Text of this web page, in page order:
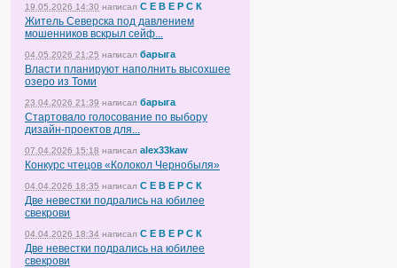
19.05.2026 14:30 написал С Е В Е Р С К
Житель Северска под давлением
мошенников вскрыл сейф...
04.05.2026 21:25 написал барыга
Власти планируют наполнить высохшее
озеро из Томи
23.04.2026 21:39 написал барыга
Стартовало голосование по выбору
дизайн-проектов для...
07.04.2026 15:18 написал alex33kaw
Конкурс чтецов «Колокол Чернобыля»
04.04.2026 18:35 написал С Е В Е Р С К
Две невестки подрались на юбилее
свекрови
04.04.2026 18:34 написал С Е В Е Р С К
Две невестки подрались на юбилее
свекрови